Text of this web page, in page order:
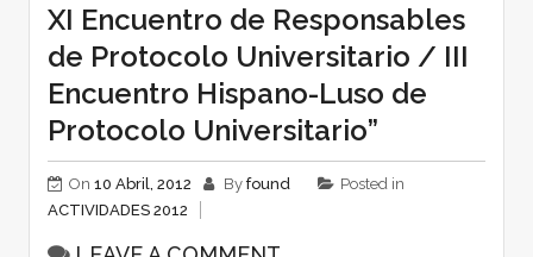
XI Encuentro de Responsables
de Protocolo Universitario / III
Encuentro Hispano-Luso de
Protocolo Universitario”
On 10 Abril, 2012 By found
Posted in
ACTIVIDADES 2012